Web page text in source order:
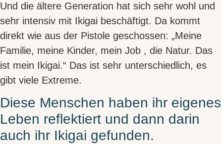
Und die ältere Generation hat sich sehr wohl und
sehr intensiv mit Ikigai beschäftigt. Da kommt
direkt wie aus der Pistole geschossen: „Meine
Familie, meine Kinder, mein Job , die Natur. Das
ist mein Ikigai.“ Das ist sehr unterschiedlich, es
gibt viele Extreme.
Diese Menschen haben ihr eigenes
Leben reflektiert und dann darin
auch ihr Ikigai gefunden.